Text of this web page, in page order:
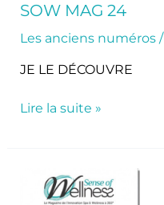
SOW MAG 24
Les anciens numéros/
JE LE DÉCOUVRE
Lire la suite »
SoW
Mag